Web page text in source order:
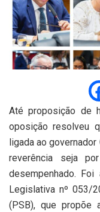
Até proposição de
oposição resolveu
ligada ao
reverência seja
desempenhado.
Legislativa nº 053/
(PSB), que propõe